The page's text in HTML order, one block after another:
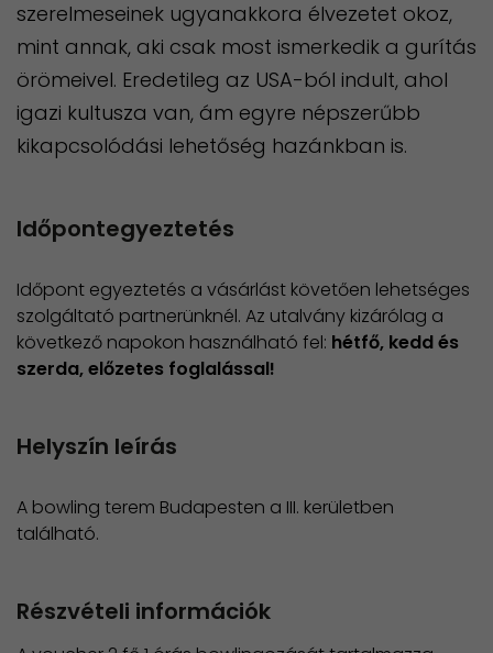
szerelmeseinek ugyanakkora élvezetet okoz,
mint annak, aki csak most ismerkedik a gurítás
örömeivel. Eredetileg az USA-ból indult, ahol
igazi kultusza van, ám egyre népszerűbb
kikapcsolódási lehetőség hazánkban is.
Időpontegyeztetés
Időpont egyeztetés a vásárlást követően lehetséges
szolgáltató partnerünknél. Az utalvány kizárólag a
következő napokon használható fel: hétfő, kedd és
szerda, előzetes foglalással!
Helyszín leírás
A bowling terem Budapesten a III. kerületben
található.
Részvételi információk